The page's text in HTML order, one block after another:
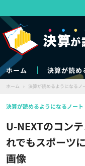
ホーム 決算が読め
ホーム › 決算が読めるようになるノ
U-NEXTのコン
れでもスポーツ
画像
決算が読めるようになるノート